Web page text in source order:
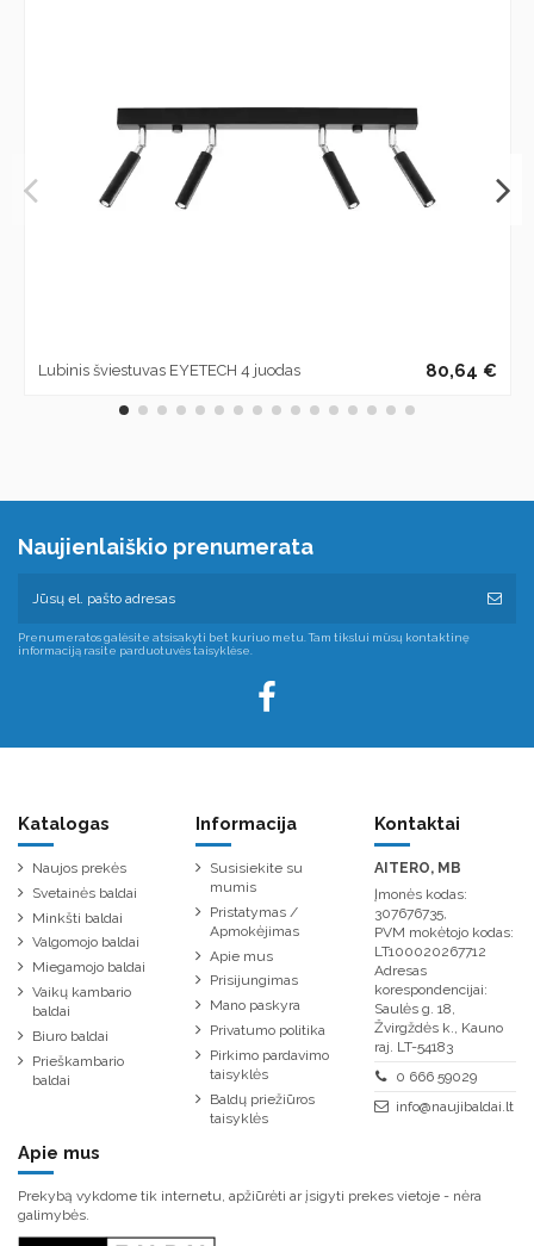
Lubinis šviestuvas EYETECH 4 juodas 80,64 €
Naujienlaiškio prenumerata
Prenumeratos galėsite atsisakyti bet kuriuo metu. Tam tikslui mūsų kontaktinę
informaciją rasite parduotuvės taisyklėse.
Katalogas
Naujos prekės
Svetainės baldai
Minkšti baldai
Valgomojo baldai
Miegamojo baldai
Vaikų kambario
baldai
Biuro baldai
Prieškambario
baldai
Informacija
Susisiekite su
mumis
Pristatymas /
Apmokėjimas
Apie mus
Prisijungimas
Mano paskyra
Privatumo politika
Pirkimo pardavimo
taisyklės
Baldų priežiūros
taisyklės
Kontaktai
AITERO, MB
Įmonės kodas:
307676735,
PVM mokėtojo kodas:
LT100020267712
Adresas
korespondencijai:
Saulės g. 18,
Žvirgždės k., Kauno
raj. LT-54183
0 666 59029
info@naujibaldai.lt
Apie mus
Prekybą vykdome tik internetu, apžiūrėti ar įsigyti prekes vietoje - nėra
galimybės.